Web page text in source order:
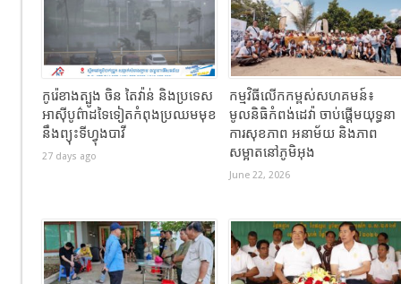
កូរ៉េខាងត្បូង ចិន តៃវ៉ាន់ និងប្រទេស
អាស៊ីបូព៌ាដទៃទៀតកំពុងប្រឈមមុខ
នឹងព្យុះទីហ្វុងបាវី
27 days ago
កម្មវិធីលើកកម្ពស់សហគមន៍៖
មូលនិធិកំពង់ដេវ៉ា ចាប់ផ្តើមយុទ្ធនា
ការសុខភាព អនាម័យ និងភាព
សម្អាតនៅភូមិអុង
June 22, 2026